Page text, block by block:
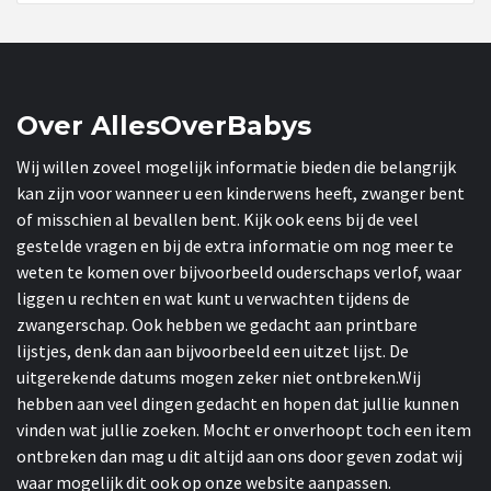
Over AllesOverBabys
Wij willen zoveel mogelijk informatie bieden die belangrijk
kan zijn voor wanneer u een kinderwens heeft, zwanger bent
of misschien al bevallen bent. Kijk ook eens bij de veel
gestelde vragen en bij de extra informatie om nog meer te
weten te komen over bijvoorbeeld ouderschaps verlof, waar
liggen u rechten en wat kunt u verwachten tijdens de
zwangerschap. Ook hebben we gedacht aan printbare
lijstjes, denk dan aan bijvoorbeeld een uitzet lijst. De
uitgerekende datums mogen zeker niet ontbreken.Wij
hebben aan veel dingen gedacht en hopen dat jullie kunnen
vinden wat jullie zoeken. Mocht er onverhoopt toch een item
ontbreken dan mag u dit altijd aan ons door geven zodat wij
waar mogelijk dit ook op onze website aanpassen.